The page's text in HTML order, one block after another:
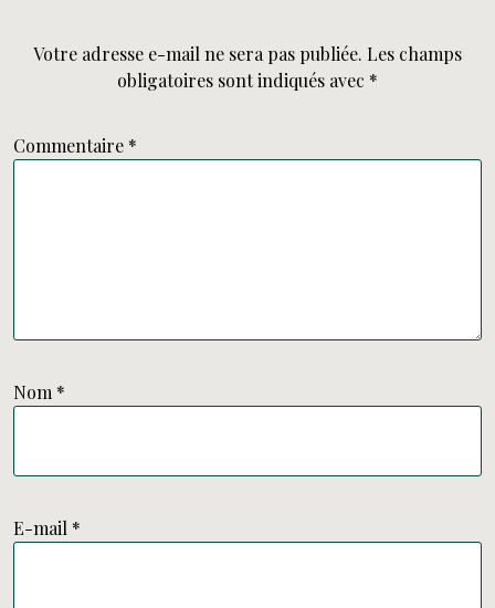
Votre adresse e-mail ne sera pas publiée. Les champs
obligatoires sont indiqués avec *
Commentaire *
Nom *
E-mail *